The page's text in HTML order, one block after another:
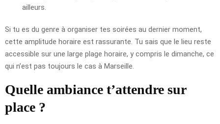
ailleurs.
Si tu es du genre à organiser tes soirées au dernier moment,
cette amplitude horaire est rassurante. Tu sais que le lieu reste
accessible sur une large plage horaire, y compris le dimanche, ce
qui n’est pas toujours le cas à Marseille.
Quelle ambiance t’attendre sur
place ?